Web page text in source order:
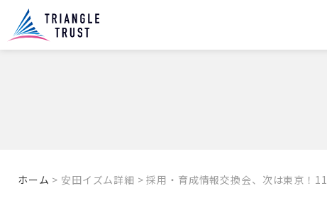
ホーム > 安田イズム詳細 > 採用・育成情報交換会、次は東京！